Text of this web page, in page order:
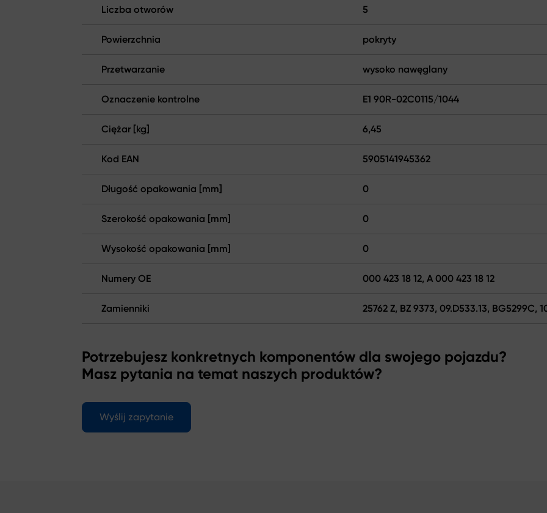
Liczba otworów 5
Powierzchnia pokryty
Przetwarzanie wysoko nawęglany
Oznaczenie kontrolne E1 90R-02C0115/1044
Ciężar [kg] 6,45
Kod EAN 5905141945362
Długość opakowania [mm] 0
Szerokość opakowania [mm] 0
Wysokość opakowania [mm] 0
Numery OE 000 423 18 12, A 000 423 18 12
Zamienniki 25762 Z, BZ 9373, 09.D533.13, BG5299C,
Potrzebujesz konkretnych komponentów dla swojego pojazdu?
Masz pytania na temat naszych produktów?
Wyślij zapytanie